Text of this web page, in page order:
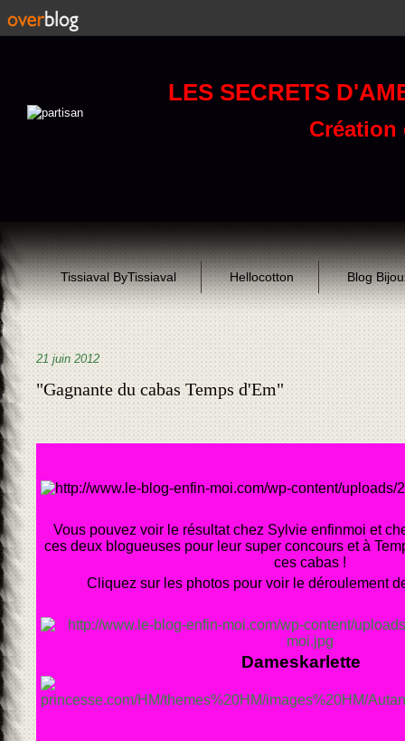
LES SECRETS
Création
Tissiaval ByTissiaval Hellocotton Blog
21 juin 2012
"Gagnante du cabas Temps d'Em"
Vous pouvez voir le résultat chez Sylvie enfinmoi et
ces deux blogueuses pour leur super concours et à
ces cabas !
Cliquez sur les photos pour voir le déroulement
Dameskarlette